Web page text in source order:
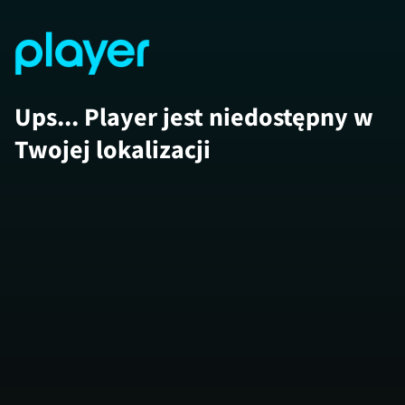
Ups... Player jest niedostępny w
Twojej lokalizacji